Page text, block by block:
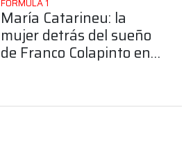
FÓRMULA 1
María Catarineu: la
mujer detrás del sueño
de Franco Colapinto en